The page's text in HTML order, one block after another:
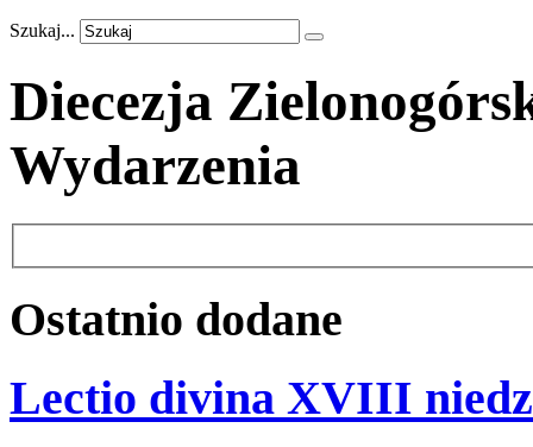
Szukaj...
Diecezja
Wydarzenia
Ostatnio dodane
Lectio divina XVIII